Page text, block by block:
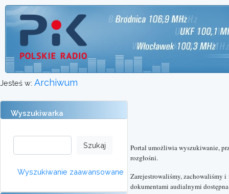
Jesteś w: Archiwum
Wyszukiwarka
Wyszukiwanie zaawansowane
Portal umożliwia wyszukiwanie,
rozgłośni.
Zarejestrowaliśmy, zachowaliśmy
dokumentami audialnymi